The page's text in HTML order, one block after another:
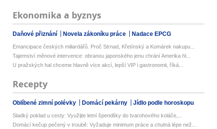
Ekonomika a byznys
Daňové přiznání Novela zákoníku práce Nadace EPCG
Emancipace českých miliardářů. Proč Strnad, Křetínský a Komárek nakupu...
Tajemství měnové intervence: obranou japonského jenu chrání Amerika hl...
U pražských hal chceme hlavně více akcí, lepší VIP i gastronomii, říká...
Recepty
Oblíbené zimní polévky Domácí pekárny Jídlo podle horoskopu
Sladký poklad u cesty: Využijte letní špendlíky do tvarohového koláče,...
Domácí kečup pečený v troubě: Vyžaduje minimum práce a chutná lépe než...